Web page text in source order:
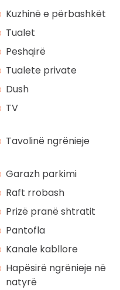
Kuzhinë e përbashkët
Tualet
Peshqirë
Tualete private
Dush
TV
Tavolinë ngrënieje
Garazh parkimi
Raft rrobash
Prizë pranë shtratit
Pantofla
Kanale kabllore
Hapësirë ngrënieje në
natyrë